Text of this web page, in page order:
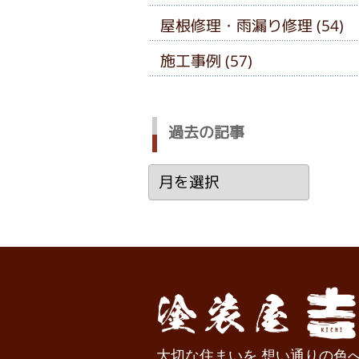
屋根修理・雨漏り修理 (54)
施工事例 (57)
過去の記事
過
去
記